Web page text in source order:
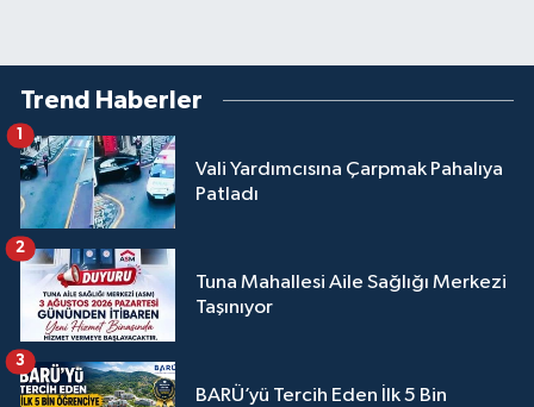
Trend Haberler
Vali Yardımcısına Çarpmak Pahalıya
Patladı
1
Tuna Mahallesi Aile Sağlığı Merkezi
Taşınıyor
2
BARÜ’yü Tercih Eden İlk 5 Bin
3